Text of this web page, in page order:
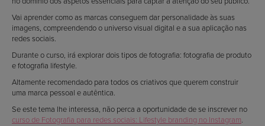
Vai aprender como as marcas conseguem dar personalidade às suas
imagens, compreendendo o universo visual digital e a sua aplicação nas
redes sociais.
Durante o curso, irá explorar dois tipos de fotografia: fotografia de produto
e fotografia lifestyle.
Altamente recomendado para todos os criativos que querem construir
uma marca pessoal e autêntica.
Se este tema lhe interessa, não perca a oportunidade de se inscrever no
curso de Fotografia para redes sociais: Lifestyle branding no Instagram.